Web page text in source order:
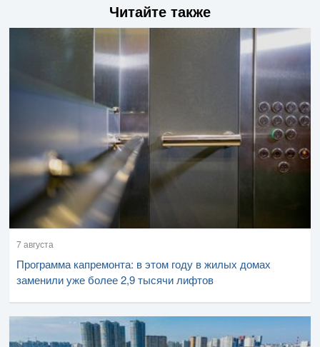
Читайте также
7 августа
Программа капремонта: в этом году в жилых домах
заменили уже более 2,9 тысячи лифтов